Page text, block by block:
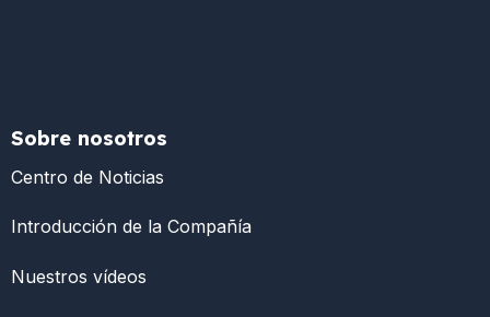
Sobre nosotros
Centro de Noticias
Introducción de la Compañía
Nuestros vídeos